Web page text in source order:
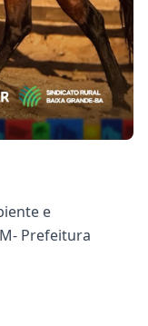
e
Prefeitura